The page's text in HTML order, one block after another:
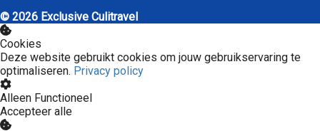
© 2026 Exclusive Culitravel
Cookies
Deze website gebruikt cookies om jouw gebruikservaring te
optimaliseren. Privacy policy
Alleen Functioneel
Accepteer alle